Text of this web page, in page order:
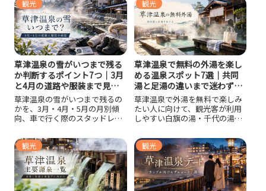
の違い、車なし旅行や車中泊前
後の入浴計画、滋賀県草津市と
の混同注意まで整理し、深夜や
早朝でも困りにくい現実的な選
び方を紹介します。
介し、宿の駐車場選び、天狗山
駐車場の使い方、湯もみショ
ー、外湯、食事、季節別の注意
点まで整理した実践的な旅行ガ
イドです。
観光
草津温泉の雪がいつまで残る
か判断するポイント7つ｜3月
と4月の道路や服装まで見通
せる！
草津温泉の雪がいつまで残るの
かを、3月・4月・5月の月別傾
向、車で行く際のスタッドレス
津高原ルートの注意点、春先の
服装や靴選びまで整理していま
す。春休みやゴールデンウィー
ク前に草津温泉旅行を考えてい
る人が、雪道対策と観光準備を
現実的に判断できる内容です。
観光
草津温泉で無料の外湯を楽し
める温泉スポット7選｜共同
湯と足湯の違いまで迷わず選
べる！
草津温泉で外湯を無料で楽しみ
たい人に向けて、観光客が利用
しやすい白旗の湯・千代の湯・
ーミナル前で使える無料足湯を
整理し、持ち物、清掃時間、鍵
付きロッカーなしの注意点、有
料施設との使い分けまで紹介し
ます。
観光 観光